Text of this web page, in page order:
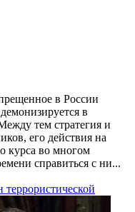
в России
в
тем стратегия и
его действия на
курса во многом
справиться с ни...